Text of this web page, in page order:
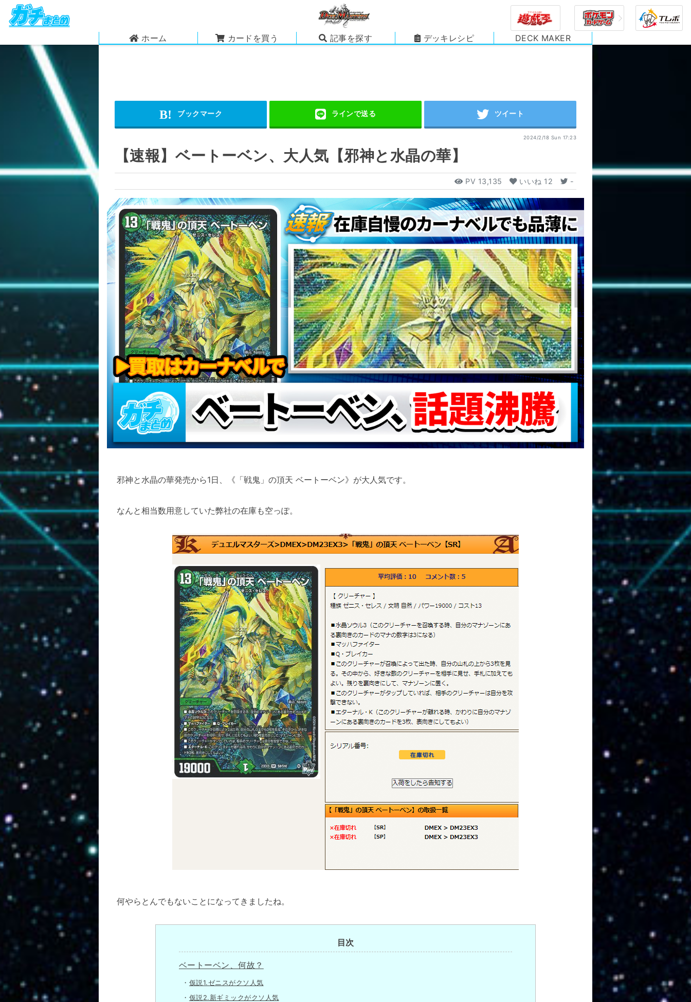
ホーム カードを買う 記事を探す デッキレシピ DECK MAKER
2024/2/18 Sun 17:23
【速報】ベートーベン、大人気【邪神と水晶の華】
PV 13,135 いいね 12 -
邪神と水晶の華発売から1日、《「戦鬼」の頂天 ベートーベン》が大人気です。
なんと相当数用意していた弊社の在庫も空っぽ。
何やらとんでもないことになってきましたね。
目次
ベートーベン、何故？
仮説1.ゼニスがクソ人気
仮説2.新ギミックがクソ人気